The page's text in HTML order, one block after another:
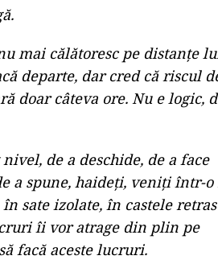
mai călătoresc pe distanțe
departe, dar cred că riscul
doar câteva ore. Nu e logic,
de a deschide, de a face
a spune, haideți, veniți într-o
sate izolate, în castele
îi vor atrage din plin pe
facă aceste lucruri.